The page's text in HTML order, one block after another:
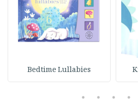
Bedtime Lullabies
2
3
4
5